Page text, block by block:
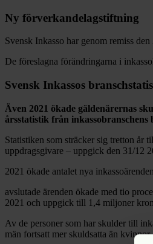
Ny förverkande­lagstiftning
Svensk Inkasso har genom remiss
De föreslagna förändringarna i
Svensk Inkassos
Även 2021 ökade gäldenärernas
årsstatistik från
Statistiken som sträcker sig tretton år
uppdragsgivare – uppgick den 31/12
2021 ökade antalet nya
avslutade ärenden ökade med tio
2021 och uppgick till 1,4 miljoner
Av de personer som har skulder till
män fortsatt mer skuldsatta än kvinnor.